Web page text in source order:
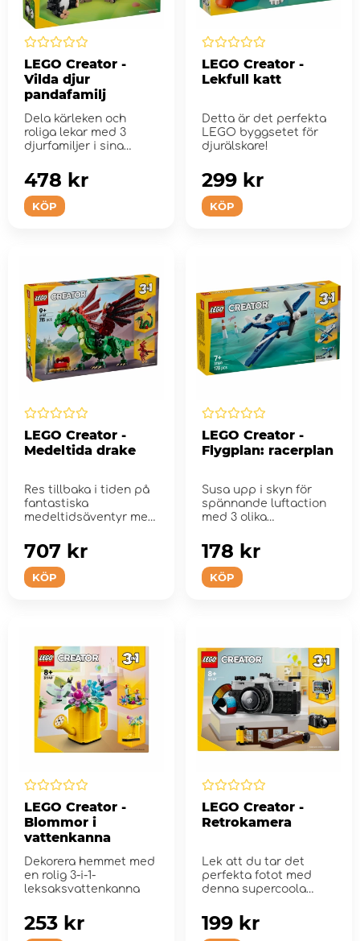
LEGO Creator -
Vilda djur
pandafamilj
Dela kärleken och
roliga lekar med 3
djurfamiljer i sina
KÖP
478 kr
LEGO Creator -
Lekfull katt
Detta är det perfekta
LEGO byggsetet för
djurälskare!
KÖP
299 kr
LEGO Creator -
Medeltida drake
Res tillbaka i tiden på
fantastiska
medeltidsäventyr med
KÖP
707 kr
LEGO Creator -
Flygplan: racerplan
Susa upp i skyn för
spännande luftaction
med 3 olika
KÖP
178 kr
LEGO Creator -
Blommor i
vattenkanna
Dekorera hemmet med
en rolig 3-i-1-
leksaksvattenkanna
253 kr
LEGO Creator -
Retrokamera
Lek att du tar det
perfekta fotot med
denna supercoola
199 kr